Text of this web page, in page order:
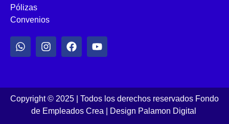
Pólizas
Convenios
Copyright © 2025 | Todos los derechos reservados Fondo
de Empleados Crea
Design Palamon Digital